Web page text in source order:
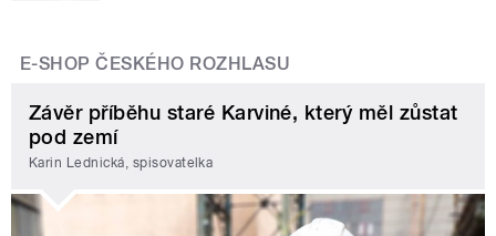
E-SHOP ČESKÉHO ROZHLASU
Závěr příběhu staré Karviné, který měl zůstat
pod zemí
Karin Lednická, spisovatelka